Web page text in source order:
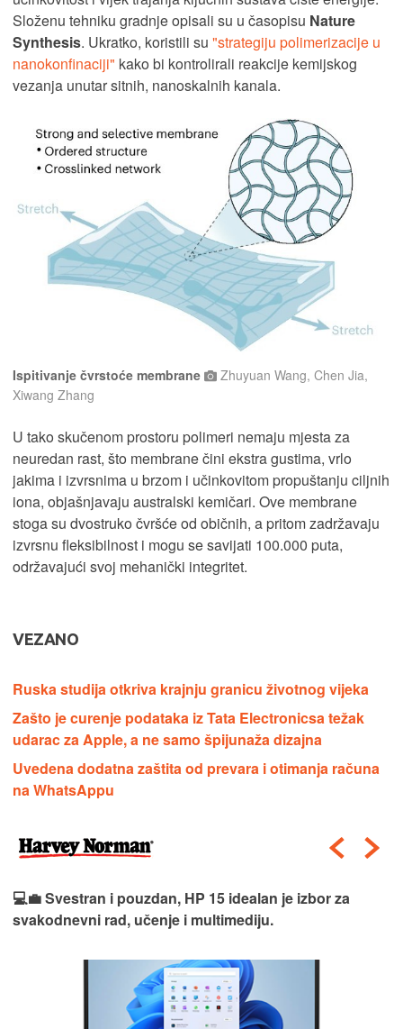
Složenu tehniku ​​gradnje opisali su u časopisu Nature
Synthesis. Ukratko, koristili su "strategiju polimerizacije u
nanokonfinaciji" kako bi kontrolirali reakcije kemijskog
vezanja unutar sitnih, nanoskalnih kanala.
Ispitivanje čvrstoće membrane
Zhuyuan Wang, Chen Jia,
Xiwang Zhang
U tako skučenom prostoru polimeri nemaju mjesta za
neuredan rast, što membrane čini ekstra gustima, vrlo
jakima i izvrsnima u brzom i učinkovitom propuštanju ciljnih
iona, objašnjavaju australski kemičari. Ove membrane
stoga su dvostruko čvršće od običnih, a pritom zadržavaju
izvrsnu fleksibilnost i mogu se savijati 100.000 puta,
održavajući svoj mehanički integritet.
VEZANO
Ruska studija otkriva krajnju granicu životnog vijeka
Zašto je curenje podataka iz Tata Electronicsa težak
udarac za Apple, a ne samo špijunaža dizajna
Uvedena dodatna zaštita od prevara i otimanja računa
na WhatsAppu
💻💼 Svestran i pouzdan, HP 15 idealan je izbor za
svakodnevni rad, učenje i multimediju.